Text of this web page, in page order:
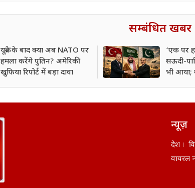
सम्बंधित खबर
यूक्रेन के बाद क्या अब NATO पर
हमला करेंगे पुतिन? अमेरिकी
खुफिया रिपोर्ट में बड़ा दावा
‘एक पर
सऊदी-
भी आया;
न्यूज़
देश
वायरल